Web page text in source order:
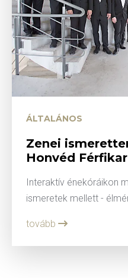
ÁLTALÁNOS
Zenei
Honvéd
Interaktív énekóráikon
ismeretek mellett -
tovább